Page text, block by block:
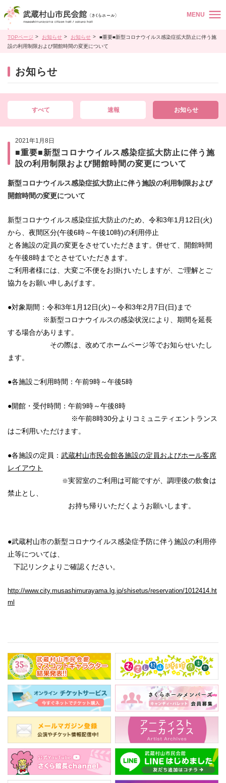
MENU
TOPページ お知らせ お知らせ
■重要■新型コロナウイルス感染症拡大防止に伴う施
設の利用制限および開館時間の変更について
お知らせ
すべて 速報 お知らせ
2021年1月8日
■重要■新型コロナウイルス感染症拡大防止に伴う施
設の利用制限および開館時間の変更について
新型コロナウイルス感染症拡大防止に伴う施設の利用制限および
開館時間の変更について
新型コロナウイルス感染症拡大防止のため、令和3年1月12日(火)
から、夜間区分(午後6時～午後10時)の利用停止
と各施設の定員の変更をさせていただきます。併せて 、開館時間
を午後8時までとさせていただきます。
ご利用者様には、大変ご不便をお掛けいたしますが、ご理解とご
協力をお願い申しあげます。
●対象期間：令和3年1月12日(火)～令和3年2月7日(日)まで
※新型コロナウイルスの感染状況により、期間を延長
する場合があります。
その際は、改めてホームページ等でお知らせいたし
ます。
●各施設ご利用時間：午前9時～午後5時
●開館・受付時間：午前9時～午後8時
※午前8時30分よりコミュニティエントランス
はご利用いただけます。
●各施設の定員： 武蔵村山市民会館各施設の定員およびホール客席
レイアウト
※実習室のご利用は可能ですが、調理後の飲食は
禁止とし、
お持ち帰りいただくようお願いします。
●武蔵村山市の新型コロナウイルス感染症予防に伴う施設の利用停
止等については、
下記リンクより ご確認ください。
http://www.city.musashimurayama.lg.jp/shisetus/reservation/1012414.ht
ml